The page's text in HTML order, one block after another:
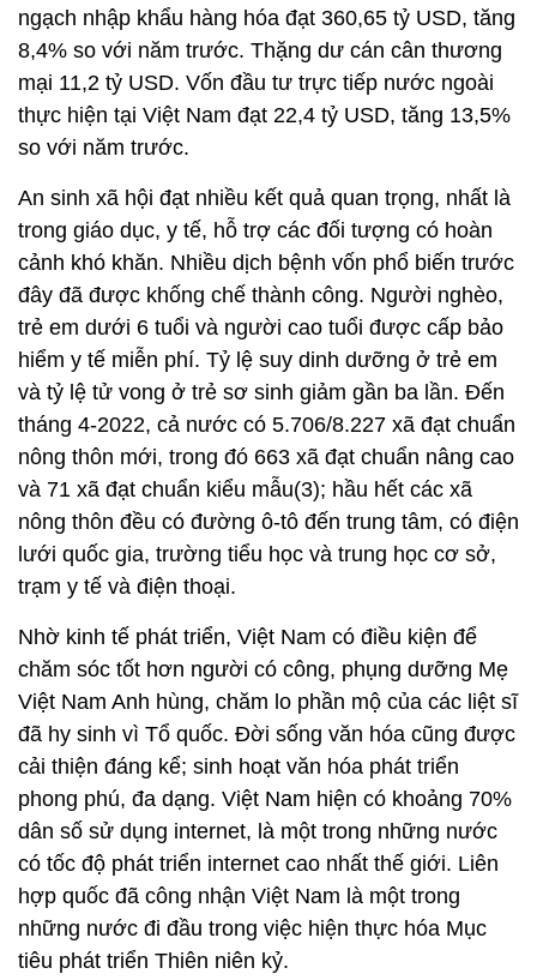
ngạch nhập khẩu hàng hóa đạt 360,65 tỷ USD, tăng
8,4% so với năm trước. Thặng dư cán cân thương
mại 11,2 tỷ USD. Vốn đầu tư trực tiếp nước ngoài
thực hiện tại Việt Nam đạt 22,4 tỷ USD, tăng 13,5%
so với năm trước.
An sinh xã hội đạt nhiều kết quả quan trọng, nhất là
trong giáo dục, y tế, hỗ trợ các đối tượng có hoàn
cảnh khó khăn. Nhiều dịch bệnh vốn phổ biến trước
đây đã được khống chế thành công. Người nghèo,
trẻ em dưới 6 tuổi và người cao tuổi được cấp bảo
hiểm y tế miễn phí. Tỷ lệ suy dinh dưỡng ở trẻ em
và tỷ lệ tử vong ở trẻ sơ sinh giảm gần ba lần. Đến
tháng 4-2022, cả nước có 5.706/8.227 xã đạt chuẩn
nông thôn mới, trong đó 663 xã đạt chuẩn nâng cao
và 71 xã đạt chuẩn kiểu mẫu(3); hầu hết các xã
nông thôn đều có đường ô-tô đến trung tâm, có điện
lưới quốc gia, trường tiểu học và trung học cơ sở,
trạm y tế và điện thoại.
Nhờ kinh tế phát triển, Việt Nam có điều kiện để
chăm sóc tốt hơn người có công, phụng dưỡng Mẹ
Việt Nam Anh hùng, chăm lo phần mộ của các liệt sĩ
đã hy sinh vì Tổ quốc. Đời sống văn hóa cũng được
cải thiện đáng kể; sinh hoạt văn hóa phát triển
phong phú, đa dạng. Việt Nam hiện có khoảng 70%
dân số sử dụng internet, là một trong những nước
có tốc độ phát triển internet cao nhất thế giới. Liên
hợp quốc đã công nhận Việt Nam là một trong
những nước đi đầu trong việc hiện thực hóa Mục
tiêu phát triển Thiên niên kỷ.